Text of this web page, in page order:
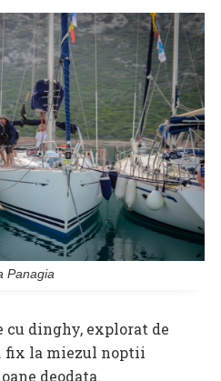
Panagia
cu dinghy, explorat de
fix la miezul noptii
deodata.